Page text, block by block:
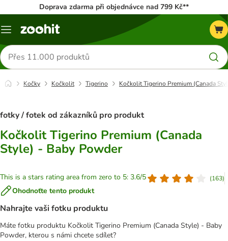
Doprava zdarma při objednávce nad 799 Kč**
Menu
Hledat
produkty
Kočky Kočkolit Tigerino Kočkolit Tigerino Premium (Canada
fotky / fotek od zákazníků pro produkt
Kočkolit Tigerino Premium (Canada
Style) - Baby Powder
This is a stars rating area from zero to 5: 3.6/5 (163)
Ohodnoťte tento produkt
Nahrajte vaši fotku produktu
Máte fotku produktu Kočkolit Tigerino Premium (Canada Style) - Baby
Powder, kterou s námi chcete sdílet?